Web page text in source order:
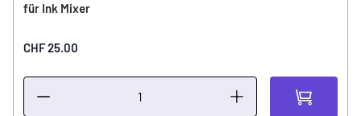
für Ink Mixer
CHF 25.00